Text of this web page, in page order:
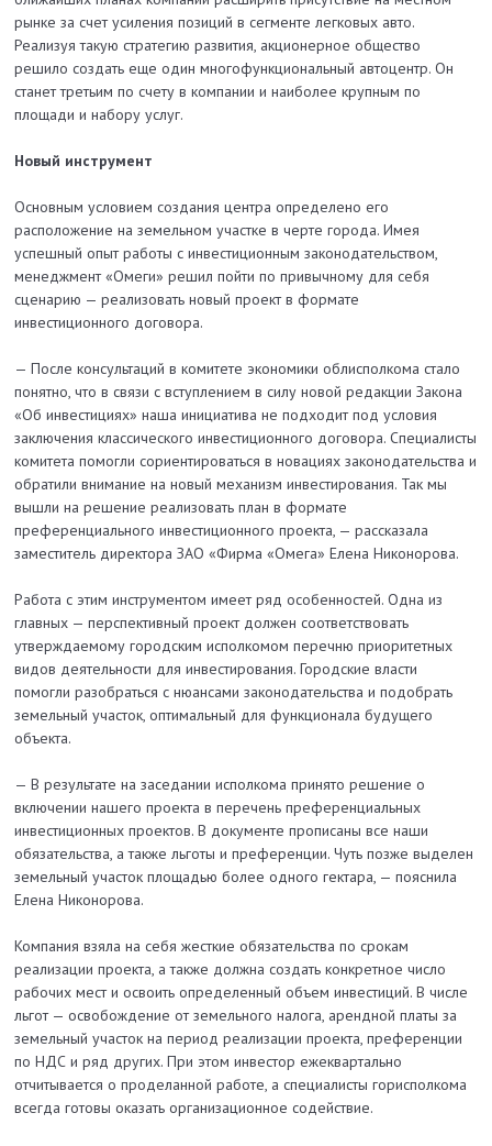
рынке за счет усиления позиций в сегменте легковых авто.
Реализуя такую стратегию развития, акционерное общество
решило создать еще один многофункциональный автоцентр. Он
станет третьим по счету в компании и наиболее крупным по
площади и набору услуг.
Новый инструмент
Основным условием создания центра определено его
расположение на земельном участке в черте города. Имея
успешный опыт работы с инвестиционным законодательством,
менеджмент «Омеги» решил пойти по привычному для себя
сценарию — реализовать новый проект в формате
инвестиционного договора.
— После консультаций в комитете экономики облисполкома стало
понятно, что в связи с вступлением в силу новой редакции Закона
«Об инвестициях» наша инициатива не подходит под условия
заключения классического инвестиционного договора. Специалисты
комитета помогли сориентироваться в новациях законодательства и
обратили внимание на новый механизм инвестирования. Так мы
вышли на решение реализовать план в формате
преференциального инвестиционного проекта, — рассказала
заместитель директора ЗАО «Фирма «Омега» Елена Никонорова.
Работа с этим инструментом имеет ряд особенностей. Одна из
главных — перспективный проект должен соответствовать
утверждаемому городским исполкомом перечню приоритетных
видов деятельности для инвестирования. Городские власти
помогли разобраться с нюансами законодательства и подобрать
земельный участок, оптимальный для функционала будущего
объекта.
— В результате на заседании исполкома принято решение о
включении нашего проекта в перечень преференциальных
инвестиционных проектов. В документе прописаны все наши
обязательства, а также льготы и преференции. Чуть позже выделен
земельный участок площадью более одного гектара, — пояснила
Елена Никонорова.
Компания взяла на себя жесткие обязательства по срокам
реализации проекта, а также должна создать конкретное число
рабочих мест и освоить определенный объем инвестиций. В числе
льгот — освобождение от земельного налога, арендной платы за
земельный участок на период реализации проекта, преференции
по НДС и ряд других. При этом инвестор ежеквартально
отчитывается о проделанной работе, а специалисты горисполкома
всегда готовы оказать организационное содействие.